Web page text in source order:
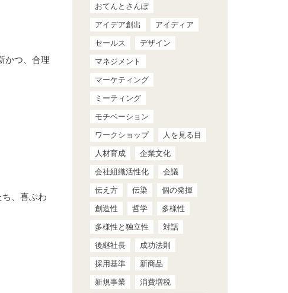
かつ、合理
、喜ぶわ
おてんとさんぽ
アイデア創出
アイディア
セールス
デザイン
マネジメント
マーケティング
ミーティング
モチベーション
ワークショップ
人を見る目
人材育成
企業文化
会社組織活性化
会議
伝え方
伝染
個の発揮
創造性
哲学
多様性
多様性と独立性
対話
後継社長
成功法則
採用基準
新商品
新規事業
消費増税